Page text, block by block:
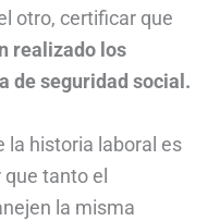
otro, certificar que
realizado los
de seguridad social.
la historia laboral es
tanto el
la misma